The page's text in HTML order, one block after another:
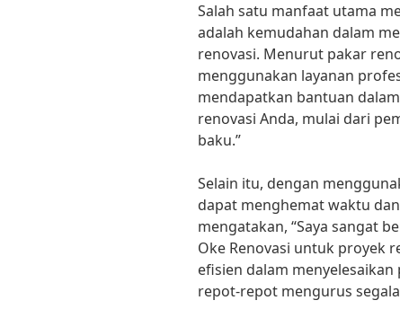
Salah satu manfaat utama
adalah kemudahan dalam
renovasi. Menurut pakar
menggunakan layanan
mendapatkan bantuan
renovasi Anda, mulai dari
baku.”
Selain itu, dengan
dapat menghemat waktu
mengatakan, “Saya sangat
Oke Renovasi untuk proyek
efisien dalam
repot-repot mengurus